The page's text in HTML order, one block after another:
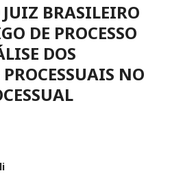
BRASILEIRO
DE PROCESSO
DOS
PROCESSUAIS NO